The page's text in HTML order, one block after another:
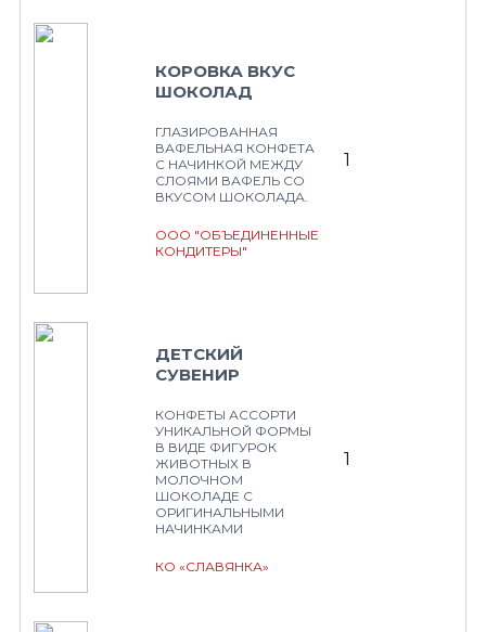
КОРОВКА ВКУС
ШОКОЛАД
ГЛАЗИРОВАННАЯ
ВАФЕЛЬНАЯ КОНФЕТА
С НАЧИНКОЙ МЕЖДУ
СЛОЯМИ ВАФЕЛЬ СО
ВКУСОМ ШОКОЛАДА.
ООО "ОБЪЕДИНЕННЫЕ
КОНДИТЕРЫ"
1
ДЕТСКИЙ
СУВЕНИР
КОНФЕТЫ АССОРТИ
УНИКАЛЬНОЙ ФОРМЫ
В ВИДЕ ФИГУРОК
ЖИВОТНЫХ В
МОЛОЧНОМ
ШОКОЛАДЕ С
ОРИГИНАЛЬНЫМИ
НАЧИНКАМИ
КО «СЛАВЯНКА»
1